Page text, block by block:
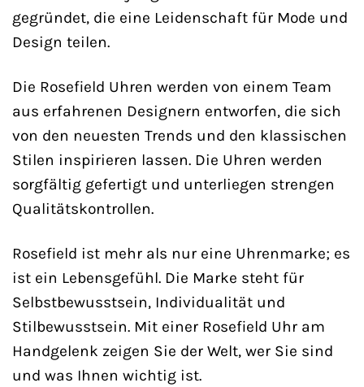
gegründet, die eine Leidenschaft für Mode und
Design teilen.
Die Rosefield Uhren werden von einem Team
aus erfahrenen Designern entworfen, die sich
von den neuesten Trends und den klassischen
Stilen inspirieren lassen. Die Uhren werden
sorgfältig gefertigt und unterliegen strengen
Qualitätskontrollen.
Rosefield ist mehr als nur eine Uhrenmarke; es
ist ein Lebensgefühl. Die Marke steht für
Selbstbewusstsein, Individualität und
Stilbewusstsein. Mit einer Rosefield Uhr am
Handgelenk zeigen Sie der Welt, wer Sie sind
und was Ihnen wichtig ist.